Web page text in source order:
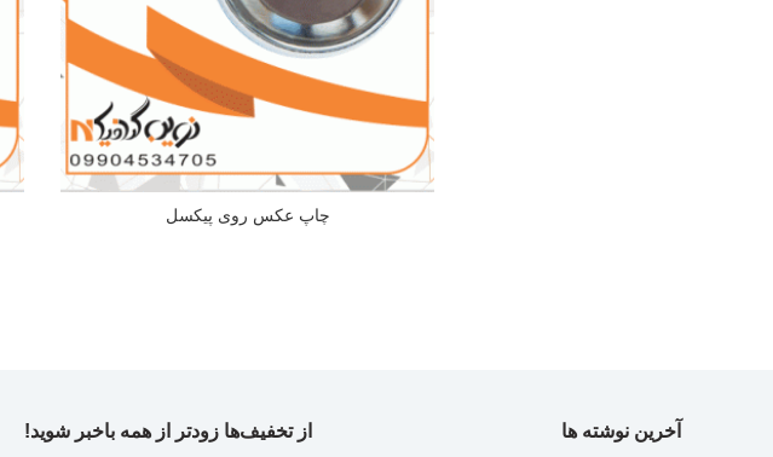
چاپ عکس روی پیکسل
آخرین نوشته ها از تخفیف‌ها زودتر از همه باخبر شوید!